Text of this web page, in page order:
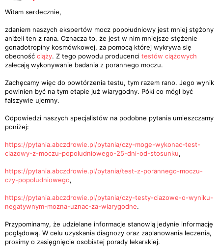
Witam serdecznie,
zdaniem naszych ekspertów mocz popołudniowy jest mniej stężony
aniżeli ten z rana. Oznacza to, że jest w nim mniejsze stężenie
gonadotropiny kosmówkowej, za pomocą której wykrywa się
obecność ciąży. Z tego powodu producenci testów ciążowych
zalecają wykonywanie badania z porannego moczu.
Zachęcamy więc do powtórzenia testu, tym razem rano. Jego wynik
powinien być na tym etapie już wiarygodny. Póki co mógł być
fałszywie ujemny.
Odpowiedzi naszych specjalistów na podobne pytania umieszczamy
poniżej:
https://pytania.abczdrowie.pl/pytania/czy-moge-wykonac-test-
ciazowy-z-moczu-popoludniowego-25-dni-od-stosunku,
https://pytania.abczdrowie.pl/pytania/test-z-porannego-moczu-
czy-popoludniowego,
https://pytania.abczdrowie.pl/pytania/czy-testy-ciazowe-o-wyniku-
negatywnym-mozna-uznac-za-wiarygodne.
Przypominamy, że udzielane informacje stanowią jedynie informację
poglądową. W celu uzyskania diagnozy oraz zaplanowania leczenia,
prosimy o zasięgnięcie osobistej porady lekarskiej.